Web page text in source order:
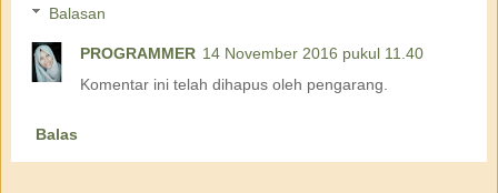
Balasan
PROGRAMMER 14 November 2016 pukul 11.40
Komentar ini telah dihapus oleh pengarang.
Balas